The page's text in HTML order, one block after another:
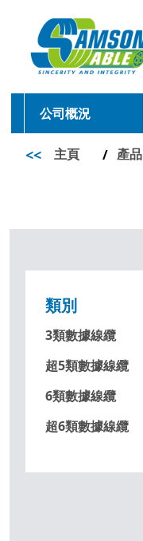
公司概況
<< 主頁 / 產品
類別
3類數據線纜
超5類數據線纜
6類數據線纜
超6類數據線纜